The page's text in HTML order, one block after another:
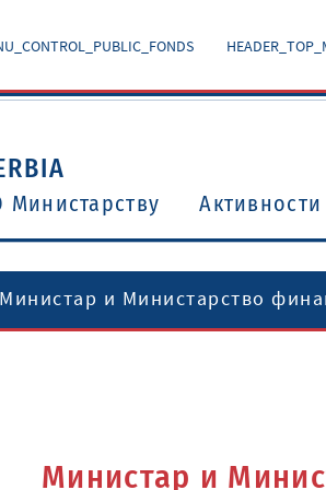
Министарству Активности
Министар и Министарство
Министар и